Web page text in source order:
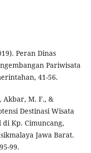
Peran Dinas
Pariwisata
41-56.
Akbar, M. F., &
Destinasi Wisata
Kp. Cimuncang,
Jawa Barat.
99.